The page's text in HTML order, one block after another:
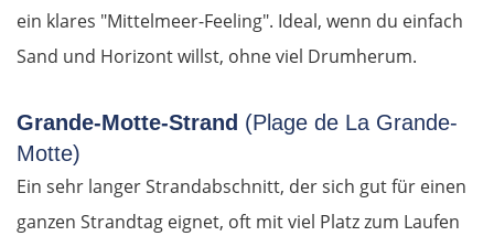
ein klares "Mittelmeer-Feeling". Ideal, wenn du einfach
Sand und Horizont willst, ohne viel Drumherum.
Grande-Motte-Strand (Plage de La Grande-
Motte)
Ein sehr langer Strandabschnitt, der sich gut für einen
ganzen Strandtag eignet, oft mit viel Platz zum Laufen
Ukmergė
Polen